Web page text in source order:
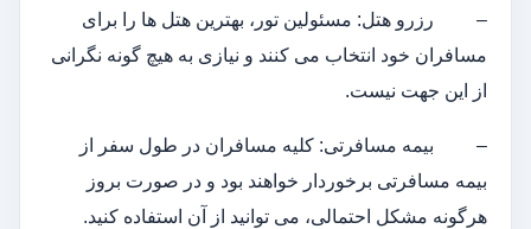
– رزرو هتل: مسئولین تور، بهترین هتل ها را برای
مسافران خود انتخاب می کنند و نیازی به هیچ گونه نگرانی
از این جهت نیست.
– بیمه مسافرتی: کلیه مسافران در طول سفر از
بیمه مسافرتی برخوردار خواهند بود و در صورت بروز
هرگونه مشکل احتمالی، می توانید از آن استفاده کنید.